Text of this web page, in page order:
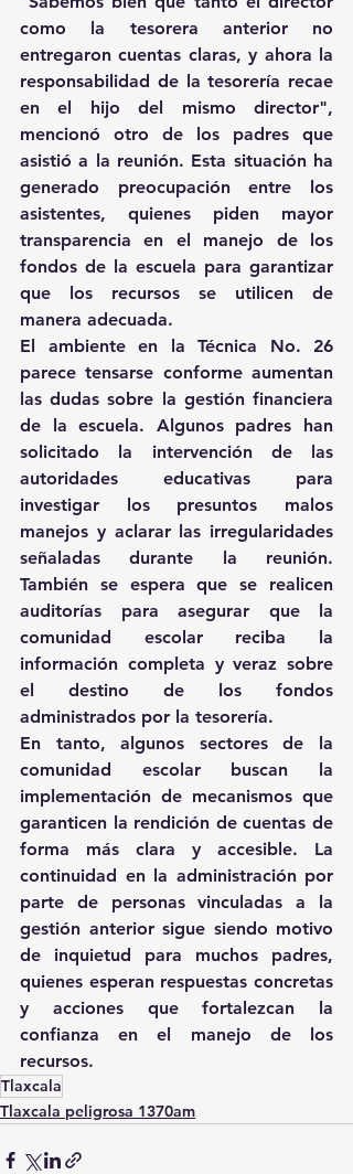
como la tesorera anterior no
entregaron cuentas claras, y ahora la
responsabilidad de la tesorería recae
en el hijo del mismo director",
mencionó otro de los padres que
asistió a la reunión. Esta situación ha
generado preocupación entre los
asistentes, quienes piden mayor
transparencia en el manejo de los
fondos de la escuela para garantizar
que los recursos se utilicen de
manera adecuada.
El ambiente en la Técnica No. 26
parece tensarse conforme aumentan
las dudas sobre la gestión financiera
de la escuela. Algunos padres han
solicitado la intervención de las
autoridades educativas para
investigar los presuntos malos
manejos y aclarar las irregularidades
señaladas durante la reunión.
También se espera que se realicen
auditorías para asegurar que la
comunidad escolar reciba la
información completa y veraz sobre
el destino de los fondos
administrados por la tesorería.
En tanto, algunos sectores de la
comunidad escolar buscan la
implementación de mecanismos que
garanticen la rendición de cuentas de
forma más clara y accesible. La
continuidad en la administración por
parte de personas vinculadas a la
gestión anterior sigue siendo motivo
de inquietud para muchos padres,
quienes esperan respuestas concretas
y acciones que fortalezcan la
confianza en el manejo de los
recursos.
Tlaxcala
Tlaxcala peligrosa 1370am